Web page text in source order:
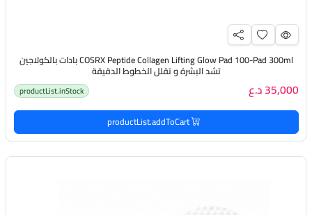
COSRX Peptide Collagen Lifting Glow Pad 100-Pad 300ml بادات بالكولاجين
تشد البشرة و تقلل الخطوط الدقيقة
35,000 د.ع productList.inStock
productList.addToCart